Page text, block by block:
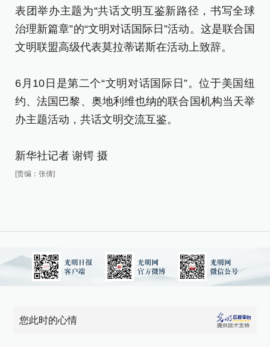
表团举办主题为“共话文明互鉴新路径，书写全球
治理新篇章”的“文明对话国际日”活动。这是联合国
文明联盟高级代表莫拉蒂诺斯在活动上致辞。
6月10日是第二个“文明对话国际日”。位于美国纽
约、法国巴黎、奥地利维也纳的联合国机构当天举
办主题活动，共话文明交流互鉴。
新华社记者 谢锷 摄
[责编：张倩]
您此时的心情